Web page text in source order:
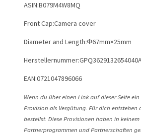
ASIN:B079M4W8MQ
Front Cap:Camera cover
Diameter and Length:Φ67mm×25mm
EAN:0721047896066
Wenn du über einen Link auf dieser Seite
Provision als Vergütung. Für dich
bestellst. Diese Provisionen haben in
Partnerprogrammen und Partnerschaften